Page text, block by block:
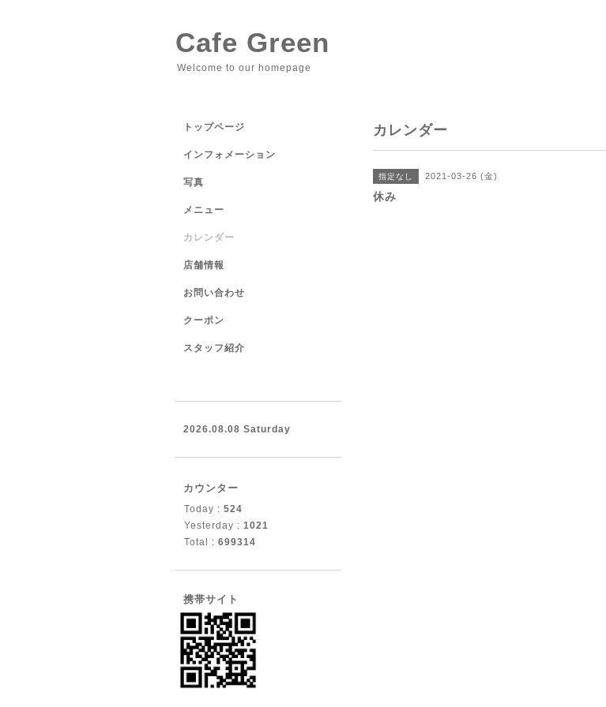
Cafe Green
Welcome to our homepage
カレンダー
指定なし 2021-03-26 (金)
休み
トップページ
インフォメーション
写真
メニュー
カレンダー
店舗情報
お問い合わせ
クーポン
スタッフ紹介
2026.08.08 Saturday
カウンター
Today : 524
Yesterday : 1021
Total : 699314
携帯サイト